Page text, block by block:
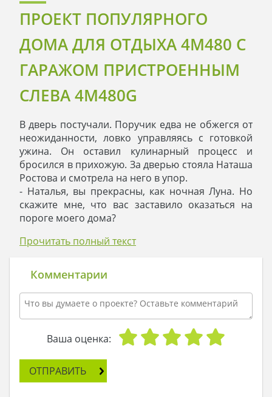
ПРОЕКТ ПОПУЛЯРНОГО
ДОМА ДЛЯ ОТДЫХА 4M480 С
ГАРАЖОМ ПРИСТРОЕННЫМ
СЛЕВА 4M480G
В дверь постучали. Поручик едва не обжегся от
неожиданности, ловко управляясь с готовкой
ужина. Он оставил кулинарный процесс и
бросился в прихожую. За дверью стояла Наташа
Ростова и смотрела на него в упор.
- Наталья, вы прекрасны, как ночная Луна. Но
скажите мне, что вас заставило оказаться на
пороге моего дома?
я проезжала мимо и решила заглянуть к вам в
час.
- Но я бы мог оказаться не один, - сказал
Ржевский.
- Могли бы, но не оказались.
- Тогда проходите, и наградой за вашу смелость
станет ужин.
- А почему бы и нет? Я недавно сюда переехал,
кухня у меня новая, все блестит, она создана для
Прочитать полный текст
Комментарии
Ваша оценка:
ОТПРАВИТЬ